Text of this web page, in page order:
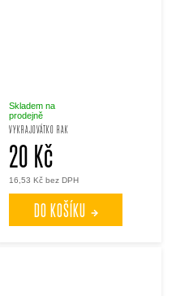
VYKRAJOVÁTKO RAK
Skladem na
prodejně
16,53 Kč bez DPH
20 Kč
DO KOŠÍKU